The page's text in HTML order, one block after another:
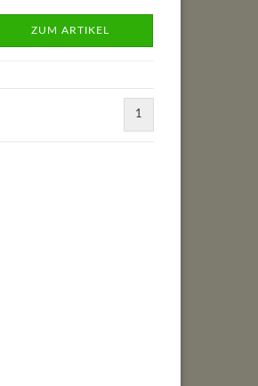
ZUM ARTIKEL
1